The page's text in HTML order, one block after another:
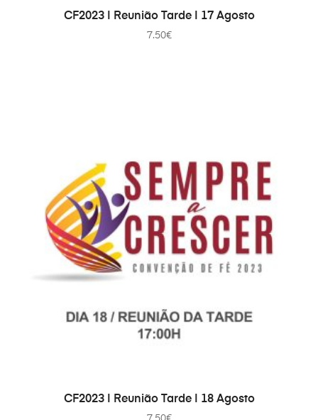
ДОДАТИ В КОШИК
CF2023 | Reunião Tarde | 17 Agosto
7.50€
ДОДАТИ В КОШИК
CF2023 | Reunião Tarde | 18 Agosto